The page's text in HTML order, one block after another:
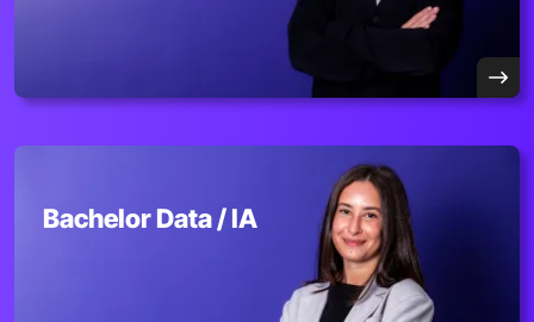
Bachelor Data / IA